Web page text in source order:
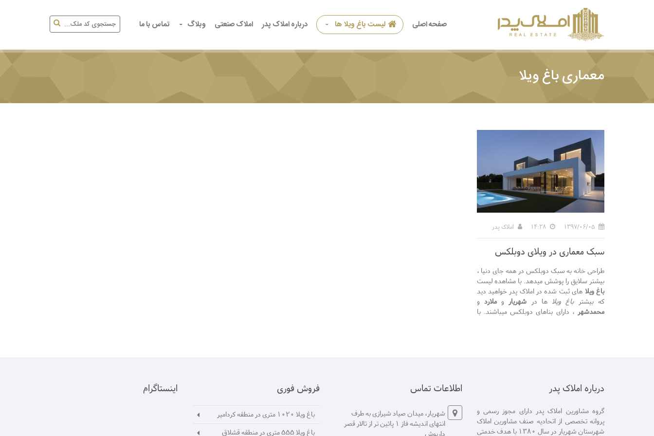
صفحه اصلی لیست باغ ویلا ها درباره املاک پدر املاک صنعتی وبلاگ تماس با ما
معماری باغ ویلا
املاک پدر
سبک معماری در ویلای دوبلکس
طراحی خانه به سبک دوبلکس در همه جای دنیا ،
بیشتر سلایق را پوشش میدهد. با مشاهده لیست
باغ ویلا های ثبت شده در املاک پدر خواهید دید
که بیشتر باغ ویلا ها در شهریار وملاردو
محمدشهر ، دارای بناهای دوبلکس میباشند. با
درباره املاک پدر
گروه مشاورین املاک پدر دارای مجوز رسمی و
پروانه تخصصی از اتحادیه صنف مشاورین املاک
شهرستان شهریار در سال 1380 با هدف خدمتی
اطلاعات تماس
شهریار، میدان صیاد شیرازی به طرف
انتهای اندیشه فاز 1 پائین تر از تالار قصر
داریوش
فروش فوری
باغ ویلا 1020 متری در منطقه کردامیر
باغ ویلا 555 متری در منطقه قشلاق
اینستاگرام